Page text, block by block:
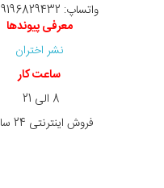
واتساپ: 989196829432+
معرفی پیوندها
نشر اختران
ساعت کار
8 الی 21
فروش اینترنتی 24 ساعته